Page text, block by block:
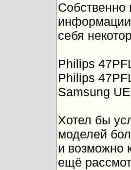
Собственно
себя
Philips
Philips
Samsung
Хотел бы
моделей
и возможно
ещё